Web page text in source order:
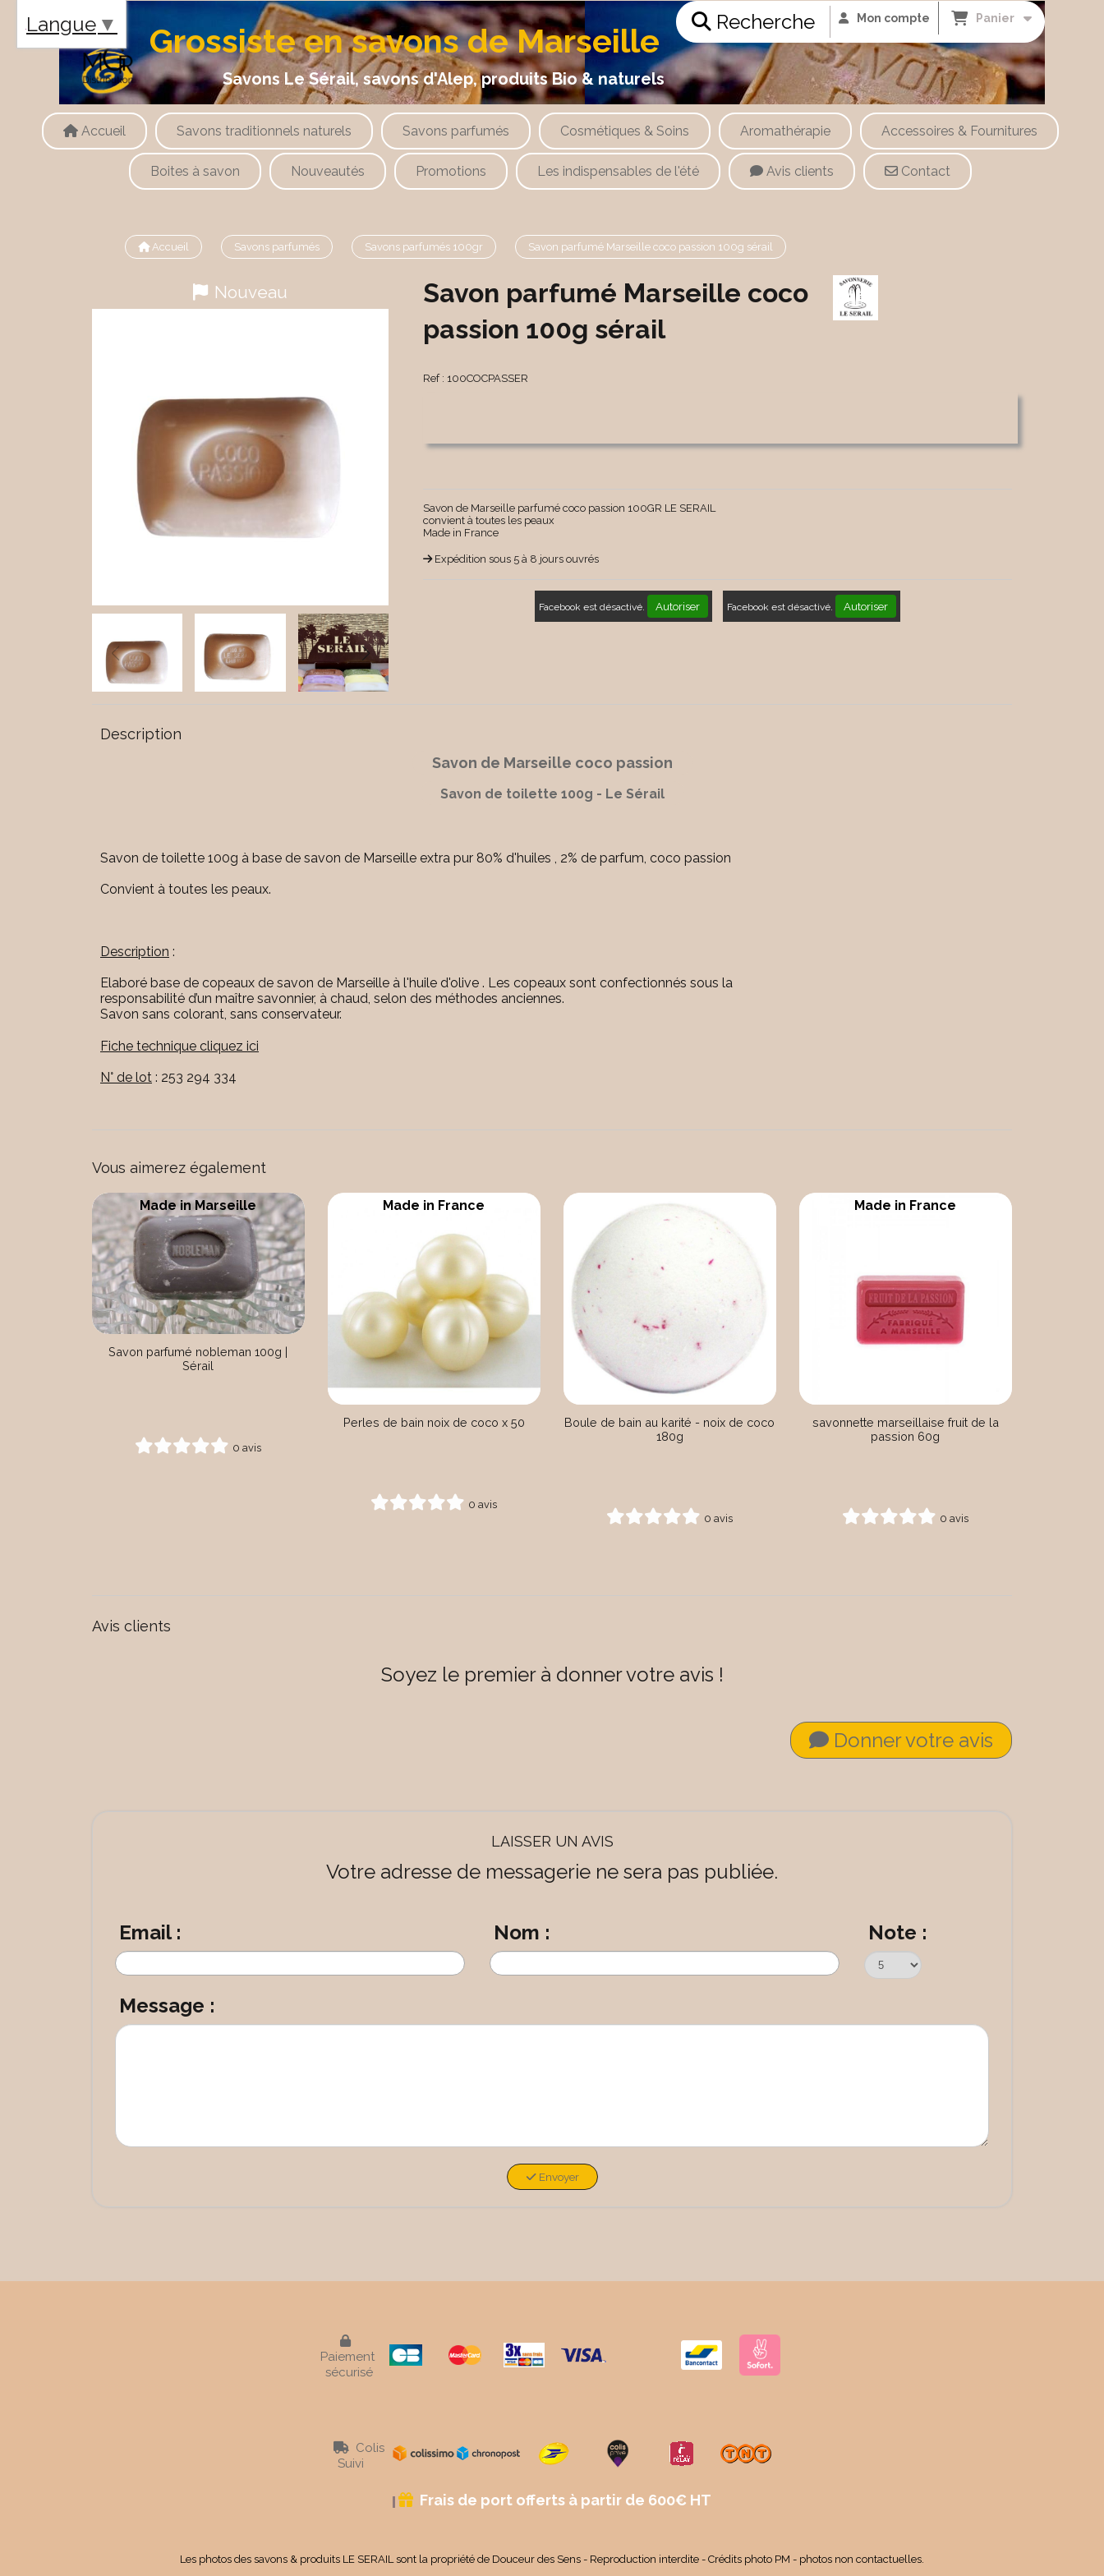
Grossiste en savons de Marseille
Savons Le Sérail, savons d'Alep, produits Bio & naturels
Recherche Mon compte Panier
Accueil Savons traditionnels naturels Savons parfumés Cosmétiques & Soins Aromathérapie Accessoires & Fournitures
Boites à savon Nouveautés Promotions Les indispensables de l'été Avis clients Contact
Accueil Savons parfumés Savons parfumés 100gr Savon parfumé Marseille coco passion 100g sérail
Nouveau
Savon parfumé Marseille coco
passion 100g sérail
Ref : 100COCPASSER
Savon de Marseille parfumé coco passion 100GR LE SERAIL
convient à toutes les peaux
Made in France
Expédition sous 5 à 8 jours ouvrés
Facebook est désactivé. Autoriser Facebook est désactivé. Autoriser
Description
Savon de Marseille coco passion
Savon de toilette 100g - Le Sérail
Savon de toilette 100g à base de savon de Marseille extra pur 80% d'huiles , 2% de parfum, coco passion
Convient à toutes les peaux.
Description :
Elaboré base de copeaux de savon de Marseille à l'huile d'olive . Les copeaux sont confectionnés sous la
responsabilité d’un maître savonnier, à chaud, selon des méthodes anciennes.
Savon sans colorant, sans conservateur.
Fiche technique cliquez ici
N° de lot : 253 294 334
Vous aimerez également
Savon parfumé nobleman 100g |
Sérail
0 avis
Made in Marseille
Perles de bain noix de coco x 50
0 avis
Made in France
Boule de bain au karité - noix de coco
180g
0 avis
savonnette marseillaise fruit de la
passion 60g
0 avis
Made in France
Avis clients
Soyez le premier à donner votre avis !
Donner votre avis
LAISSER UN AVIS
Votre adresse de messagerie ne sera pas publiée.
Email : Nom : Note :
Message :
Envoyer

Paiement
sécurisé

Colis
Suivi
 Frais de port offerts à partir de 600€ HT
Les photos des savons & produits LE SERAIL sont la propriété de Douceur des Sens - Reproduction interdite - Crédits photo PM - photos non contactuelles.
Langue ▼
Panneau de gestion des cookies